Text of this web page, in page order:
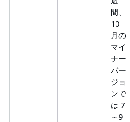
間、
10
月の
マイ
ナー
バー
ジョ
ンで
は 7
～9